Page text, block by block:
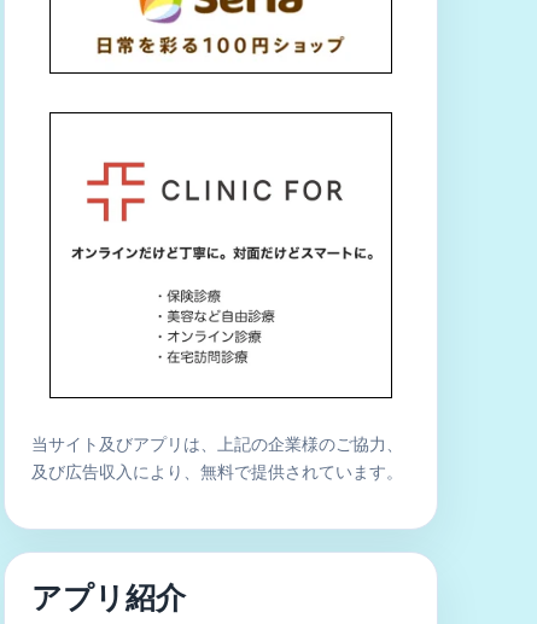
当サイト及びアプリは、上記の企業様のご協力、
及び広告収入により、無料で提供されています。
アプリ紹介